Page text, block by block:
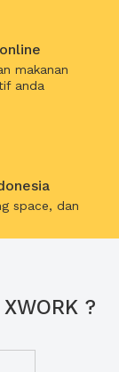
makanan
anda
space, dan
?